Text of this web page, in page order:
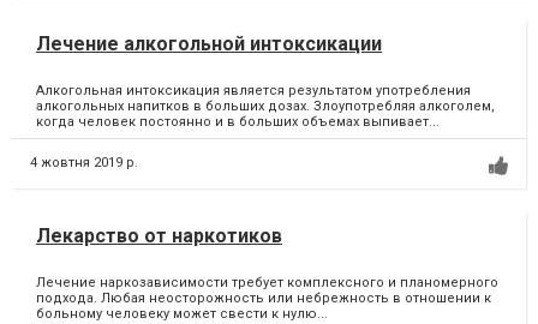
Лечение алкогольной интоксикации
Алкогольная интоксикация является результатом употребления
алкогольных напитков в больших дозах. Злоупотребляя алкоголем,
когда человек постоянно и в больших объемах выпивает...
4 жовтня 2019 р.
Лекарство от наркотиков
Лечение наркозависимости требует комплексного и планомерного
подхода. Любая неосторожность или небрежность в отношении к
больному человеку может свести к нулю...